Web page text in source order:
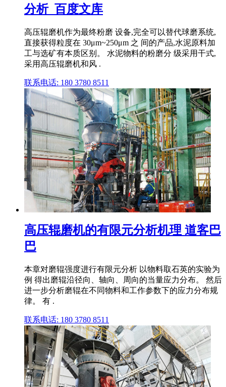
分析_百度文库
高压辊磨机作为最终粉磨 设备,完全可以替代球磨系统,
直接获得粒度在 30μm~250μm 之 间的产品,水泥原料加
工与选矿有本质区别。 水泥物料的粉磨分 级采用干式,
采用高压辊磨机和风 .
联系电话: 180 3780 8511
高压辊磨机的有限元分析机理 道客巴
巴
本章对磨辊强度进行有限元分析 以物料取石英的实验为
例 得出磨辊沿径向、轴向、周向的当量应力分布。 然后
进一步分析磨辊在不同物料和工作参数下的应力分布规
律。 有 .
联系电话: 180 3780 8511